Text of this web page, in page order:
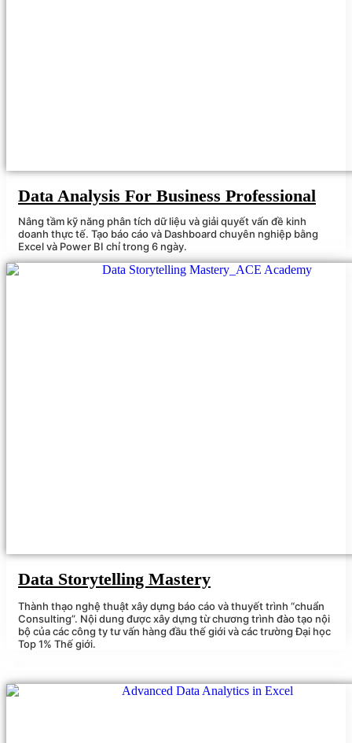
Data Analysis For Business Professional
Nâng tầm kỹ năng phân tích dữ liệu và giải quyết vấn đề kinh
doanh thực tế. Tạo báo cáo và Dashboard chuyên nghiệp bằng
Excel và Power BI chỉ trong 6 ngày.
Data Storytelling Mastery
Thành thạo nghệ thuật xây dựng báo cáo và thuyết trình “chuẩn
Consulting”. Nội dung được xây dựng từ chương trình đào tạo nội
bộ của các công ty tư vấn hàng đầu thế giới và các trường Đại học
Top 1% Thế giới.